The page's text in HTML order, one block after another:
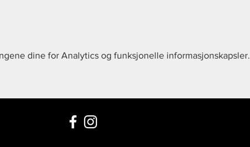
dine for Analytics og funksjonelle informasjonskapsler.